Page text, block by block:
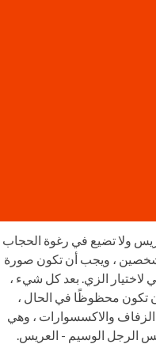
ولا تضيع في رغوة الحجاب
لشخصين ، ويجب أن تكون صورة
لاختيار الزي. بعد كل شيء ،
تكون محظوظًا في الحال ،
الزفاف والاكسسوارات ، وهي
الرجل الوسيم - العريس.